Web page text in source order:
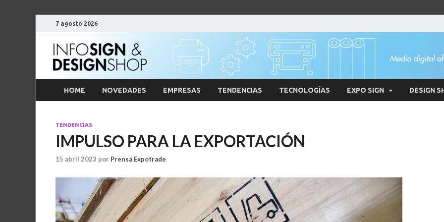
7 agosto 2026
HOME NOVEDADES EMPRESAS TENDENCIAS TECNOLOGÍAS EXPO SIGN DESIGN
TENDENCIAS
IMPULSO PARA LA EXPORTACIÓN
15 abril 2023 por Prensa Expotrade